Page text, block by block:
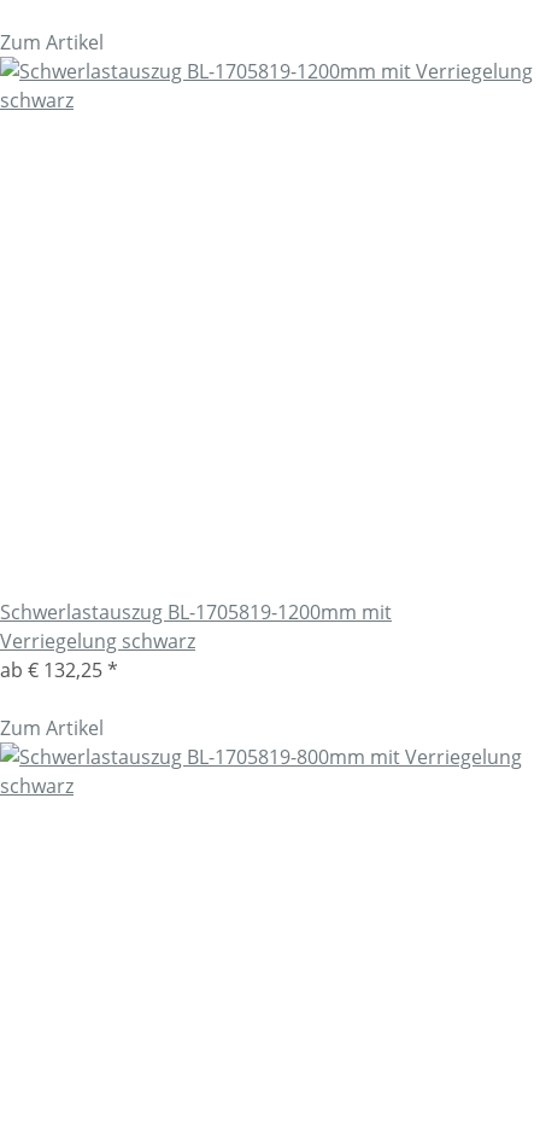
Zum Artikel
Schwerlastauszug BL-1705819-1200mm mit
Verriegelung schwarz
ab € 132,25*
Zum Artikel